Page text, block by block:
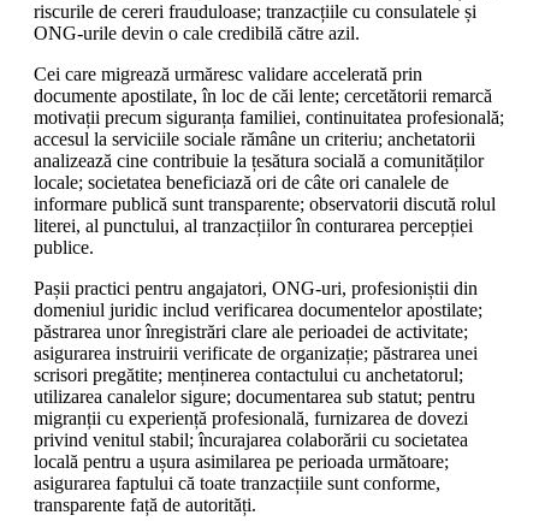
riscurile de cereri frauduloase; tranzacțiile cu consulatele și
ONG-urile devin o cale credibilă către azil.
Cei care migrează urmăresc validare accelerată prin
documente apostilate, în loc de căi lente; cercetătorii remarcă
motivații precum siguranța familiei, continuitatea profesională;
accesul la serviciile sociale rămâne un criteriu; anchetatorii
analizează cine contribuie la țesătura socială a comunităților
locale; societatea beneficiază ori de câte ori canalele de
informare publică sunt transparente; observatorii discută rolul
literei, al punctului, al tranzacțiilor în conturarea percepției
publice.
Pașii practici pentru angajatori, ONG-uri, profesioniștii din
domeniul juridic includ verificarea documentelor apostilate;
păstrarea unor înregistrări clare ale perioadei de activitate;
asigurarea instruirii verificate de organizație; păstrarea unei
scrisori pregătite; menținerea contactului cu anchetatorul;
utilizarea canalelor sigure; documentarea sub statut; pentru
migranții cu experiență profesională, furnizarea de dovezi
privind venitul stabil; încurajarea colaborării cu societatea
locală pentru a ușura asimilarea pe perioada următoare;
asigurarea faptului că toate tranzacțiile sunt conforme,
transparente față de autorități.